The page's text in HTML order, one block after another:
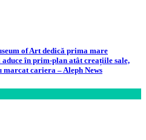
of Art dedică prima mare
în prim-plan atât creațiile sale,
marcat cariera – Aleph News